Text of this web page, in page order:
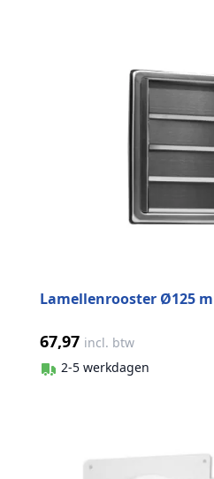
Lamellenrooster Ø125
67,97 incl. btw
2-5 werkdagen